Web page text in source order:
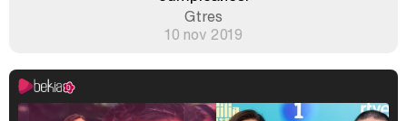
Gtres
10 nov 2019